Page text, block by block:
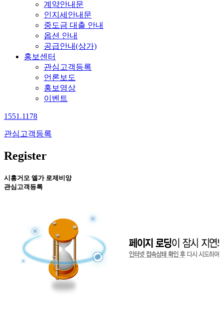
계약안내문
인지세안내문
중도금 대출 안내
옵션 안내
공급안내(상가)
홍보센터
관심고객등록
언론보도
홍보영상
이벤트
1551.1178
관심고객등록
Register
시흥거모 엘가 로제비앙
관심고객등록